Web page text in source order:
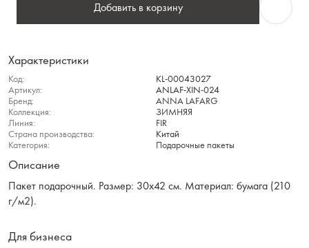
Добавить в корзину
Характеристики
Код:
KL-00043027
Артикул:
ANLAF-XIN-024
Бренд:
ANNA LAFARG
Коллекция:
ЗИМНЯЯ
Линия:
FIR
Страна производства:
Китай
Категория:
Подарочные пакеты
Описание
Пакет подарочный. Размер: 30х42 см. Материал: бумага (210
г/м2).
Для бизнеса